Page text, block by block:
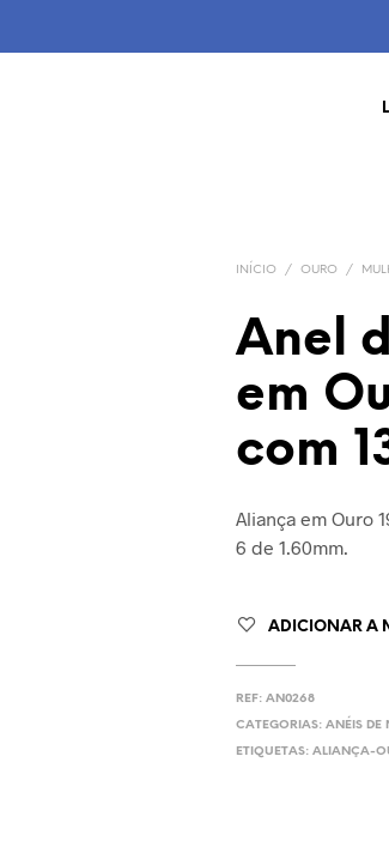
INÍCIO / OURO /
Anel
em
com
Aliança em Ouro
6 de 1.60mm.
ADICIONAR A
REF:AN0268
CATEGORIAS:ANÉIS DE
ETIQUETAS:ALIANÇA-